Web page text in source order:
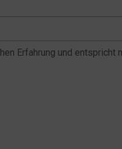
Erfahrung und entspricht